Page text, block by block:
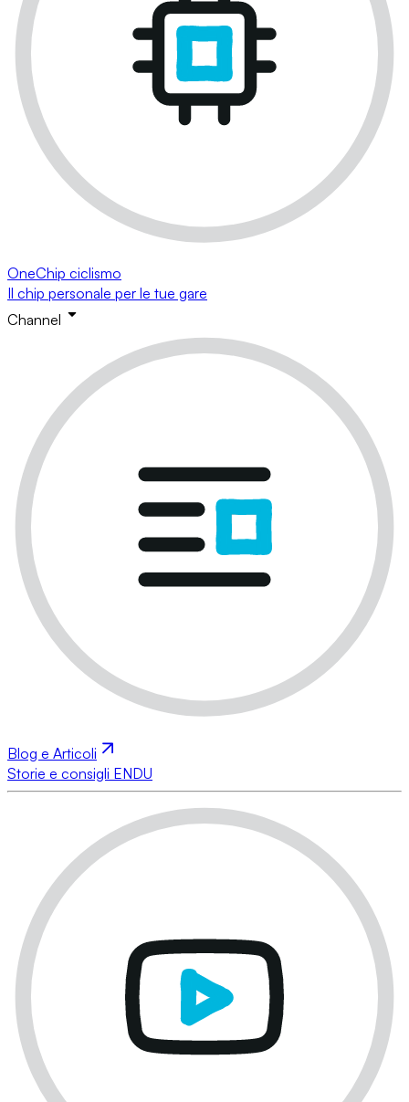
OneChip ciclismo
Il chip personale per le tue gare
Channel
Blog e Articoli
Storie e consigli ENDU